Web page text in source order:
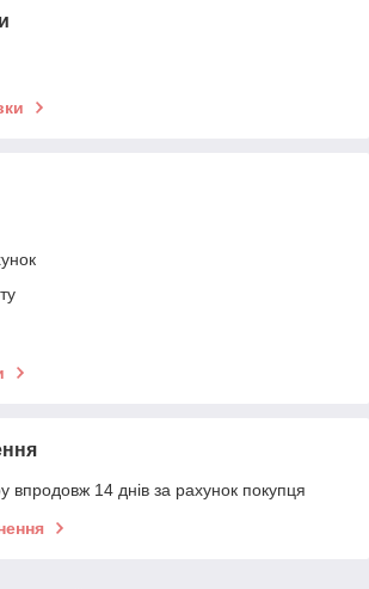
впродовж 14 днів за рахунок покупця